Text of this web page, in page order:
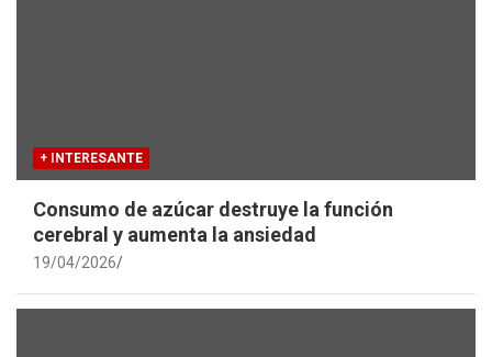
+ INTERESANTE
Consumo de azúcar destruye la función
cerebral y aumenta la ansiedad
19/04/2026